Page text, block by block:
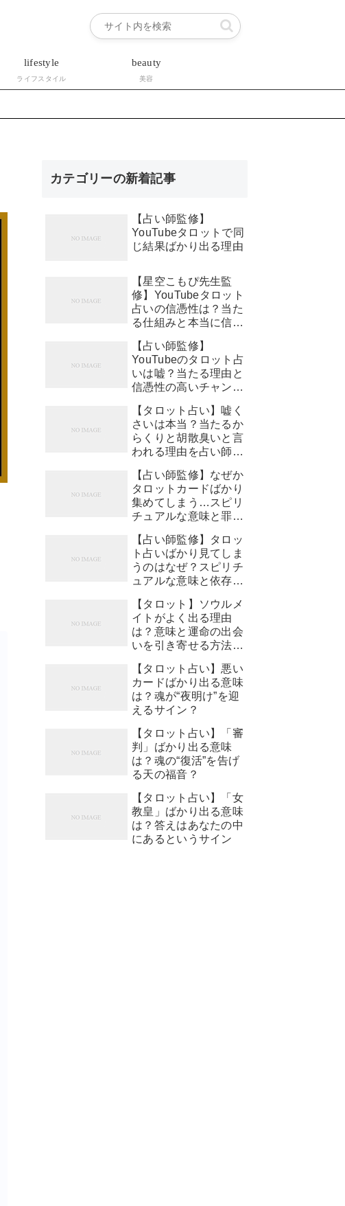
lifestyle
ライフスタイル
beauty
美容
カテゴリーの新着記事
【占い師監修】
YouTubeタロットで同
じ結果ばかり出る理由
【星空こもぴ先生監
修】YouTubeタロット
占いの信憑性は？当た
る仕組みと本当に信頼
び方
【占い師監修】
YouTubeのタロット占
いは嘘？当たる理由と
信憑性の高いチャンネ
【タロット占い】嘘く
さいは本当？当たるか
らくりと胡散臭いと言
われる理由を占い師が
修】
【占い師監修】なぜか
タロットカードばかり
集めてしまう…スピリ
チュアルな意味と罪悪
【占い師監修】タロッ
ト占いばかり見てしま
うのはなぜ？スピリチ
ュアルな意味と依存し
【タロット】ソウルメ
イトがよく出る理由
は？意味と運命の出会
いを引き寄せる方法
【タロット占い】悪い
カードばかり出る意味
は？魂が“夜明け”を迎
えるサイン？
【タロット占い】「審
判」ばかり出る意味
は？魂の“復活”を告げ
る天の福音？
【タロット占い】「女
教皇」ばかり出る意味
は？答えはあなたの中
にあるというサイン